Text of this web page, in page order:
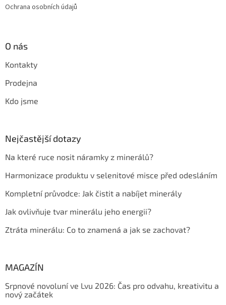
Ochrana osobních údajů
O nás
Kontakty
Prodejna
Kdo jsme
Nejčastější dotazy
Na které ruce nosit náramky z minerálů?
Harmonizace produktu v selenitové misce před odesláním
Kompletní průvodce: Jak čistit a nabíjet minerály
Jak ovlivňuje tvar minerálu jeho energii?
Ztráta minerálu: Co to znamená a jak se zachovat?
MAGAZÍN
Srpnové novoluní ve Lvu 2026: Čas pro odvahu, kreativitu a
nový začátek